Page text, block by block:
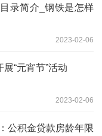
录简介_钢铁是怎样
2023-02-06
“元宵节”活动
2023-02-06
公积金贷款房龄年限